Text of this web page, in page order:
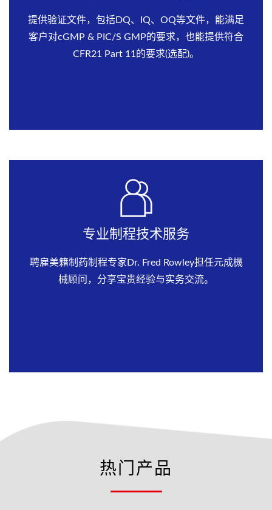
提供验证文件，包括DQ、IQ、OQ等文件，能满足
客户对cGMP & PIC/S GMP的要求，也能提供符合
CFR21 Part 11的要求(选配)。
专业制程技术服务
聘雇美籍制药制程专家Dr. Fred Rowley担任元成機
械顾问，分享宝贵经验与实务交流。
热门产品